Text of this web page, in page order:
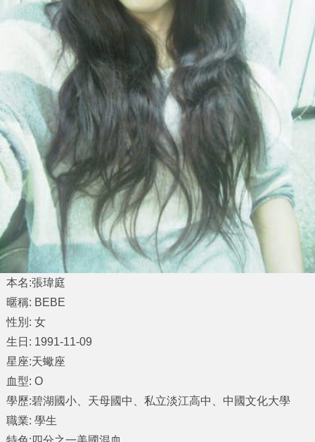
本名:張瑋庭
暱稱: BEBE
性別: 女
生日: 1991-11-09
星座:天蠍座
血型: O
學歷:碧湖國小、天母國中、私立淡江高中、中國文化大學
職業: 學生